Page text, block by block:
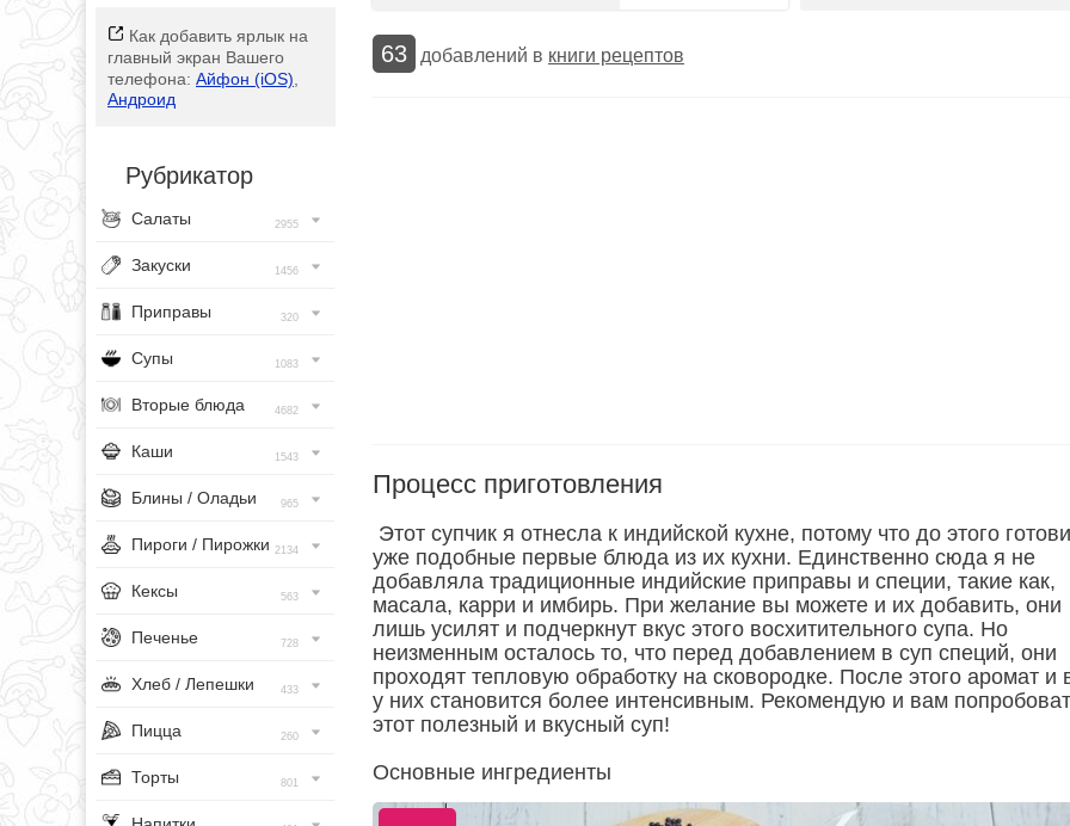
Как добавить ярлык на
главный экран Вашего
телефона: Айфон (iOS)
Андроид
Рубрикатор
Салаты 2955
Закуски 1456
Приправы 320
Супы 1083
Вторые блюда 4682
Каши 1543
Блины / Оладьи 965
Пироги / Пирожки 2134
Кексы 563
Печенье 728
Хлеб / Лепешки 433
Пицца 260
Торты 801
63 добавлений в книги рецептов
Процесс приготовления
Этот супчик я отнесла к индийской кухне, потому что до этого
уже подобные первые блюда из их кухни. Единственно сюда я не
добавляла традиционные индийские приправы и специи, такие как,
масала, карри и имбирь. При желание вы можете и их добавить, они
лишь усилят и подчеркнут вкус этого восхитительного супа. Но
неизменным осталось то, что перед добавлением в суп специй, они
проходят тепловую обработку на сковородке. После этого аромат и
у них становится более интенсивным. Рекомендую и вам
этот полезный и вкусный суп!
Основные ингредиенты